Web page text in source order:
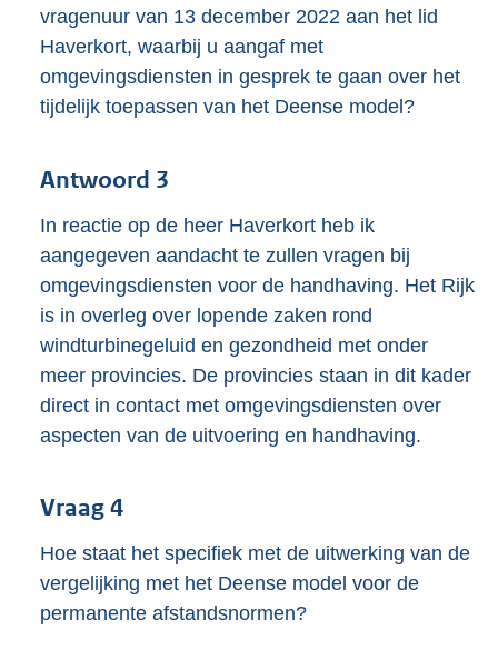
vragenuur van 13 december 2022 aan het lid
Haverkort, waarbij u aangaf met
omgevingsdiensten in gesprek te gaan over het
tijdelijk toepassen van het Deense model?
Antwoord 3
In reactie op de heer Haverkort heb ik
aangegeven aandacht te zullen vragen bij
omgevingsdiensten voor de handhaving. Het Rijk
is in overleg over lopende zaken rond
windturbinegeluid en gezondheid met onder
meer provincies. De provincies staan in dit kader
direct in contact met omgevingsdiensten over
aspecten van de uitvoering en handhaving.
Vraag 4
Hoe staat het specifiek met de uitwerking van de
vergelijking met het Deense model voor de
permanente afstandsnormen?